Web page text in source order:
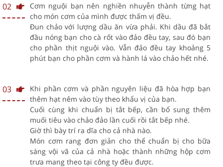
02
Cơm nguội bạn nên nghiền nhuyễn thành từng hạt
cho món cơm của mình được thấm vị đều.
Đun chảo với lượng dầu ăn vừa phải. Khi dầu đã bắt
đầu nóng bạn cho cà rốt vào đảo đều tay, sau đó bạn
cho phần thịt nguội vào. Vẫn đảo đều tay khoảng 5
phút bạn cho phần cơm và hành lá vào chảo hết nhé.
03
Khi phần cơm và phần nguyên liệu đã hòa hợp bạn
thêm hạt nêm vào tùy theo khẩu vị của bạn.
Cuối cùng khi chuẩn bị tắt bếp, cần bổ sung thêm
muối tiêu vào chảo đảo lần cuối rồi tắt bếp nhé.
Giờ thì bày trí ra dĩa cho cả nhà nào.
Món cơm rang đơn giản cho thể chuẩn bị cho bữa
sáng vội vã của cả nhà hoặc thành những hộp cơm
trưa mang theo tại công ty đều được.